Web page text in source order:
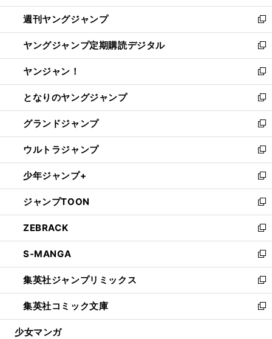
開
く
ウ
で
開
く
ン
ド
ウ
で
開
く
ウ
ィ
ン
ド
ウ
で
開
く
週刊ヤングジャンプ
新
し
い
ウ
ィ
ン
ド
ウ
で
開
く
ヤングジャンプ定期購読デジタル
新
し
い
ウ
ィ
ン
ド
ウ
で
開
く
ヤンジャン！
新
し
い
ウ
ィ
ン
ド
ウ
で
開
く
となりのヤングジャンプ
新
し
い
ウ
ィ
ン
ド
ウ
で
開
く
グランドジャンプ
新
し
い
ウ
ィ
ン
ド
ウ
で
開
く
ウルトラジャンプ
新
し
い
ウ
ィ
ン
ド
ウ
で
開
く
少年ジャンプ+
新
し
い
ウ
ィ
ン
ド
ウ
で
開
く
ジャンプTOON
新
し
い
ウ
ィ
ン
ド
ウ
で
開
ZEBRACK
新
し
い
ウ
ィ
ン
ド
ウ
S-MANGA
新
し
い
ウ
ィ
ン
集英社ジャンプリミックス
新
し
い
ウ
集英社コミック文庫
新
し
少女マンガ